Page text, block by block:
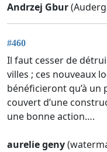
Andrzej Gbur
#460
Il faut cesser de
villes ; ces nouveaux
bénéficieront qu’à
couvert d’une
une bonne action….
aurelie geny